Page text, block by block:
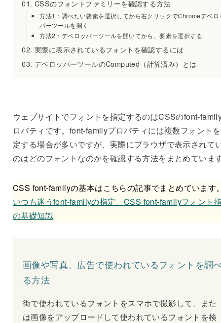
CSSのフォントファミリーを確認する方法
方法1：調べたい要素を選択してから右クリックでChromeデベロ
パーツールを開く
方法2：デベロッパーツールを開いてから、要素を選択する
実際に表示されているフォントを確認するには
デベロッパーツールのComputed（計算済み）とは
ウェブサイトでフォントを指定するのはCSSのfont-
ロパティです。font-familyプロパティには複数フォント
定する場合が多いですが、実際にブラウザで表示されて
のはどのフォントなのかを確認する方法をまとめていま
CSS font-familyの基本はこちらの記事でまとめています
いつも迷うfont-familyの指定。CSS font-familyフォント
の基礎知識
画像や写真、広告で使われているフォントを調
る方法
街で使われているフォントをスマホで撮影して、また
は画像をアップロードして使われているフォントを検